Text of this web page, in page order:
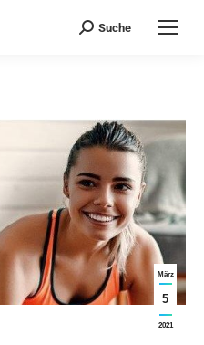
Search:
Suche
März
5
2021